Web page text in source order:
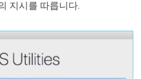
지시를 따릅니다.